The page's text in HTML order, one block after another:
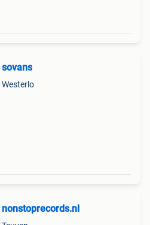
sovans
Westerlo
nonstoprecords.nl